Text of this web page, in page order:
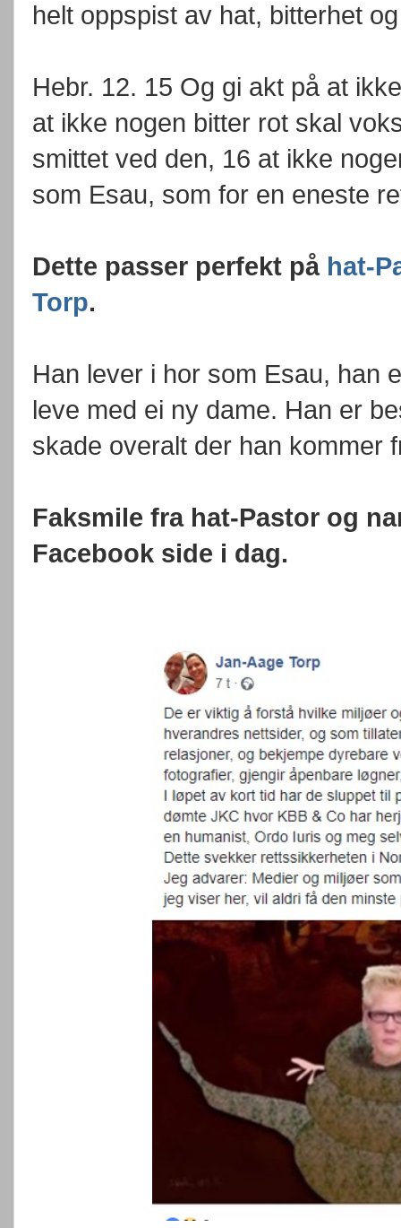
helt oppspist av hat, bitterhet
Hebr. 12. 15 Og gi akt på at
at ikke nogen bitter rot skal
smittet ved den, 16 at ikke
som Esau, som for en eneste
Dette passer perfekt på hat-
Torp.
Han lever i hor som Esau, han
leve med ei ny dame. Han er
skade overalt der han kommer
Faksmile fra hat-Pastor og
Facebook side i dag.